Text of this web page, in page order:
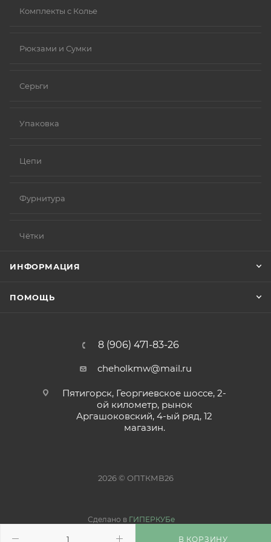
В КОРЗИНУ
Комплекты с Колье
Рюкзами и Сумки
Серьги
Упаковка
Цепи
Фурнитура
Чётки
ИНФОРМАЦИЯ
ПОМОЩЬ
8 (906) 471-83-26
cheholkmw@mail.ru
Пятигорск, Георгиевское шоссе, 2-
ой километр, рынок
Аргашоковский, 4-ый ряд, 12
магазин.
2026 © ОПТКМВ26
Сделано в ГИПЕРКУБе